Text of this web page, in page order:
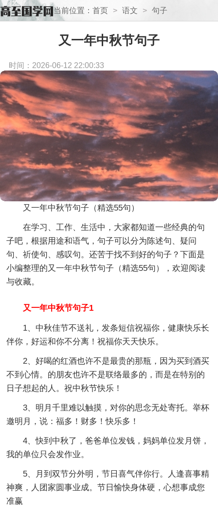
当前位置： 首页 > 语文 > 句子
又一年中秋节句子
时间：2026-06-12 22:00:33
又一年中秋节句子（精选55句）
在学习、工作、生活中，大家都知道一些经典的句
子吧，根据用途和语气，句子可以分为陈述句、疑问
句、祈使句、感叹句。还苦于找不到好的句子？下面是
小编整理的又一年中秋节句子（精选55句），欢迎阅读
与收藏。
又一年中秋节句子1
1、中秋佳节不送礼，发条短信祝福你，健康快乐长
伴你，好运和你不分离！祝福你天天快乐。
2、好喝的红酒也许不是最贵的那瓶，因为买到酒买
不到心情。的朋友也许不是联络最多的，而是在特别的
日子想起的人。祝中秋节快乐！
3、明月千里难以触摸，对你的思念无处寄托。举杯
邀明月，说：福多！财多！快乐多！
4、快到中秋了，爸爸单位发钱，妈妈单位发月饼，
我的单位只会发作业。
5、月到双节分外明，节日喜气伴你行。人逢喜事精
神爽，人团家圆事业成。节日愉快身体硬，心想事成您
准赢